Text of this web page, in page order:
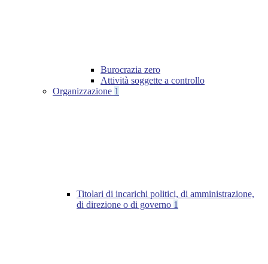
Burocrazia zero
Attività soggette a controllo
Organizzazione 1
Titolari di incarichi politici, di amministrazione,
di direzione o di governo 1